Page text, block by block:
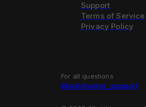
Support
Terms of Service
Privacy Policy
For all questions
@arbihunter_support